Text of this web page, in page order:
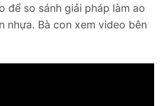
để so sánh giải pháp làm ao
nhựa. Bà con xem video bên